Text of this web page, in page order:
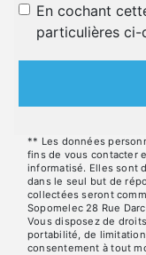
En cochant
particulières ci-
** Les données
fins de vous contacter
informatisé. Elles sont
dans le seul but de
collectées seront
Sopomelec 28 Rue
Vous disposez de
portabilité, de
consentement à tout